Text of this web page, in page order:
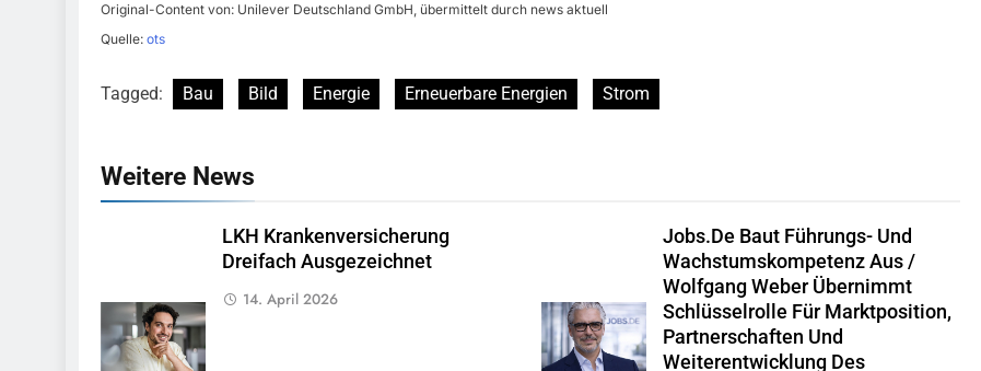
Original-Content von: Unilever Deutschland GmbH, übermittelt durch news aktuell
Quelle: ots
Tagged: Bau Bild Energie Erneuerbare Energien Strom
Weitere News
LKH Krankenversicherung
Dreifach Ausgezeichnet
14. April 2026
Jobs.de Baut Führungs- Und
Wachstumskompetenz Aus /
Wolfgang Weber Übernimmt
Schlüsselrolle Für Marktposition,
Partnerschaften Und
Weiterentwicklung Des